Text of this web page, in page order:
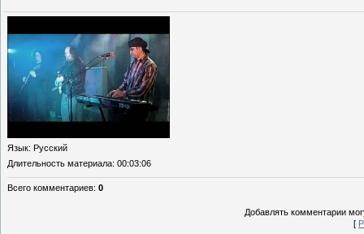
Язык: Русский
Длительность материала: 00:03:06
Всего комментариев: 0
Добавлять комментарии
[